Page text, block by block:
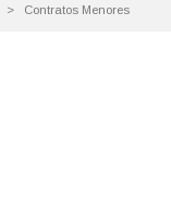
Contratos Menores